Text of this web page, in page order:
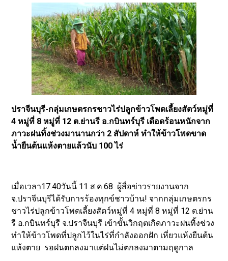
ปราจีนบุรี-กลุ่มเกษตรกรชาวไร่ปลูกข้าวโพดเลี้ยงสัตว์หมู่ที่
4 หมู่ที่ 8 หมู่ที่ 12 ต.ย่านรี อ.กบินทร์บุรี เดือดร้อนหนักจาก
ภาวะฝนทิ้งช่วงมานานกว่า 2 สัปดาห์ ทำให้ข้าวโพดขาด
น้ำยืนต้นแห้งตายแล้วนับ 100 ไร่
เมื่อเวลา17.40วันนี้ 11 ส.ค.68 ผู้สื่อข่าวรายงานจาก
จ.ปราจีนบุรีได้รับการร้องทุกข์ชาวบ้าน! จากกลุ่มเกษตรกร
ชาวไร่ปลูกข้าวโพดเลี้ยงสัตว์หมู่ที่ 4 หมู่ที่ 8 หมู่ที่ 12 ต.ย่าน
รี อ.กบินทร์บุรี จ.ปราจีนบุรี เข้าขั้นวิกฤตเกิดภาวะฝนทิ้งช่วง
ทำให้ข้าวโพดที่ปลูกไว้ในไร่ที่กำลังออกฝัก เหี่ยวแห้งยืนต้น
แห้งตาย รอฝนตกลงมาแต่ฝนไม่ตกลงมาตามฤดูกาล